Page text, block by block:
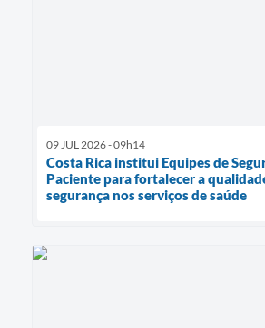
09 JUL 2026 - 09h14
Costa Rica institui Equipes de
Paciente para fortalecer a
segurança nos serviços de saúde